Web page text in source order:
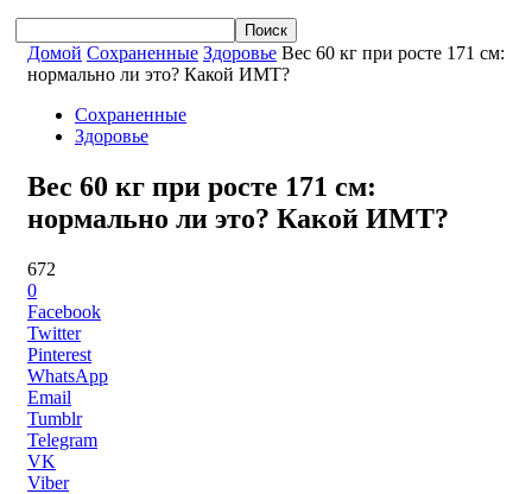
Домой Сохраненные Здоровье Вес 60 кг при росте 171 см:
нормально ли это? Какой ИМТ?
Сохраненные
Здоровье
Вес 60 кг при росте 171 см:
нормально ли это? Какой ИМТ?
672
0
Facebook
Twitter
Pinterest
WhatsApp
Email
Tumblr
Telegram
VK
Viber